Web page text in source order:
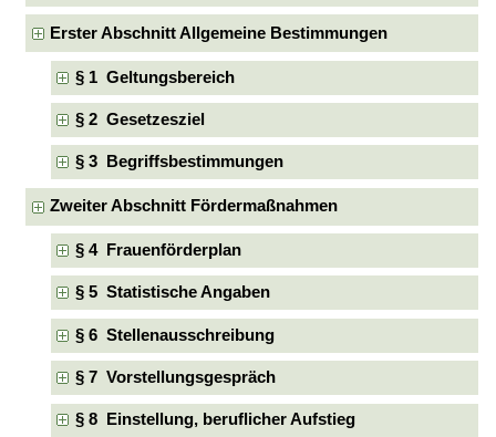
Erster Abschnitt Allgemeine Bestimmungen
§ 1 Geltungsbereich
§ 2 Gesetzesziel
§ 3 Begriffsbestimmungen
Zweiter Abschnitt Fördermaßnahmen
§ 4 Frauenförderplan
§ 5 Statistische Angaben
§ 6 Stellenausschreibung
§ 7 Vorstellungsgespräch
§ 8 Einstellung, beruflicher Aufstieg